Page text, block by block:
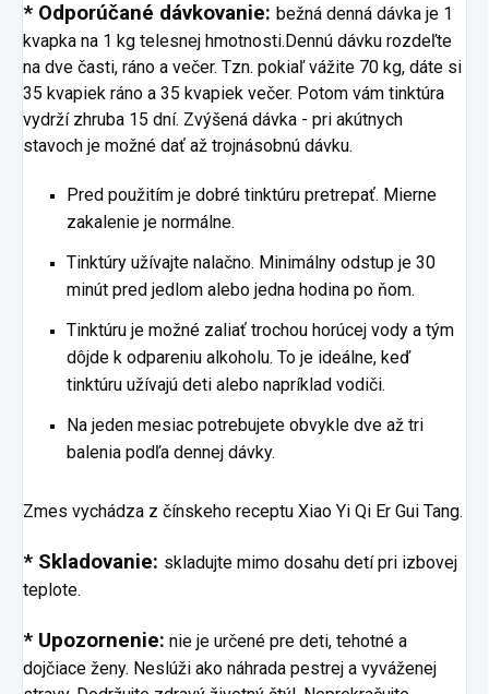
* Odporúčané dávkovanie: bežná denná dávka je 1
kvapka na 1 kg telesnej hmotnosti.Dennú dávku rozdeľte
na dve časti, ráno a večer. Tzn. pokiaľ vážite 70 kg, dáte si
35 kvapiek ráno a 35 kvapiek večer. Potom vám tinktúra
vydrží zhruba 15 dní. Zvýšená dávka - pri akútnych
stavoch je možné dať až trojnásobnú dávku.
Pred použitím je dobré tinktúru pretrepať. Mierne
zakalenie je normálne.
Tinktúry užívajte nalačno. Minimálny odstup je 30
minút pred jedlom alebo jedna hodina po ňom.
Tinktúru je možné zaliať trochou horúcej vody a tým
dôjde k odpareniu alkoholu. To je ideálne, keď
tinktúru užívajú deti alebo napríklad vodiči.
Na jeden mesiac potrebujete obvykle dve až tri
balenia podľa dennej dávky.
Zmes vychádza z čínskeho receptu Xiao Yi Qi Er Gui Tang.
* Skladovanie: skladujte mimo dosahu detí pri izbovej
teplote.
* Upozornenie: nie je určené pre deti, tehotné a
dojčiace ženy. Neslúži ako náhrada pestrej a vyváženej